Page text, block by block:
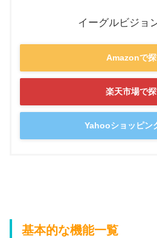
イーグルビジョ
Amazonで
楽天市場で
Yahooショッピン
基本的な機能一覧